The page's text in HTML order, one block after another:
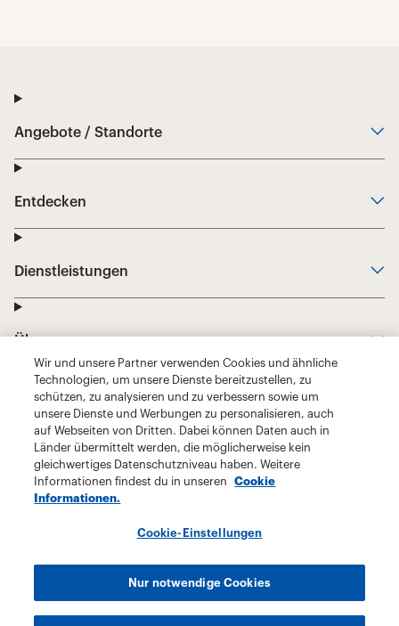
Wir und unsere Partner verwenden Cookies und ähnliche
Technologien, um unsere Dienste bereitzustellen, zu
schützen, zu analysieren und zu verbessern sowie um
unsere Dienste und Werbungen zu personalisieren, auch
auf Webseiten von Dritten. Dabei können Daten auch in
Länder übermittelt werden, die möglicherweise kein
gleichwertiges Datenschutzniveau haben. Weitere
Informationen findest du in unseren
Cookie
Informationen.
Cookie-Einstellungen
Nur notwendige Cookies